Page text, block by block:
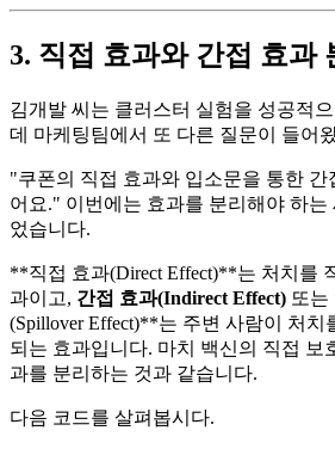
3. 직접 효과와 간접 효과
김개발 씨는 클러스터 실험을 성공적
데 마케팅팀에서 또 다른 질문이 들어
"쿠폰의 직접 효과와 입소문을 통한 간
어요." 이번에는 효과를 분리해야 하는
었습니다.
**직접 효과(Direct Effect)**는 처치를
과이고, 간접 효과(Indirect Effect) 또
(Spillover Effect)**는 주변 사람이 처치
되는 효과입니다. 마치 백신의 직접 보
과를 분리하는 것과 같습니다.
다음 코드를 살펴봅시다.